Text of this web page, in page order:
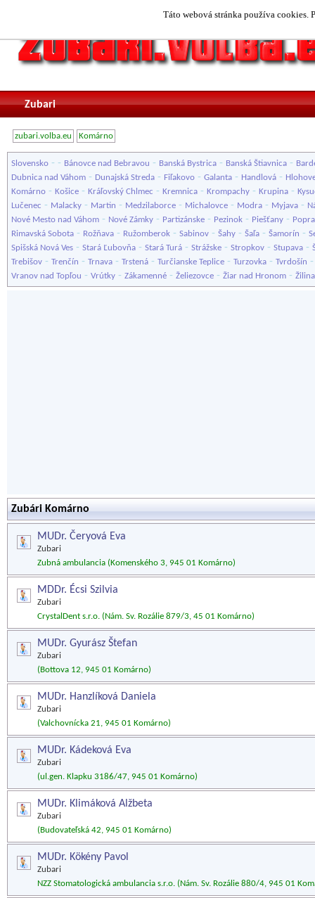
Táto webová stránka používa cookies.
Zubari
zubari.volba.eu Komárno
Slovensko - - Bánovce nad Bebravou - Banská Bystrica - Banská Štiavnica -
Dubnica nad Váhom - Dunajská Streda - Fiľakovo - Galanta - Handlová -
Komárno - Košice - Kráľovský Chlmec - Kremnica - Krompachy - Krupina -
Lučenec - Malacky - Martin - Medzilaborce - Michalovce - Modra - Myjava -
Nové Mesto nad Váhom - Nové Zámky - Partizánske - Pezinok - Piešťany -
Rimavská Sobota - Rožňava - Ružomberok - Sabinov - Šahy - Šaľa - Šamorín -
Spišská Nová Ves - Stará Ľubovňa - Stará Turá - Strážske - Stropkov - Stupava -
Trebišov - Trenčín - Trnava - Trstená - Turčianske Teplice - Turzovka - Tvrdošín
Vranov nad Topľou - Vrútky - Zákamenné - Želiezovce - Žiar nad Hronom - Žilina
Zubári Komárno
MUDr. Čeryová Eva
Zubari
Zubná ambulancia (Komenského 3, 945 01 Komárno)
MDDr. Écsi Szilvia
Zubari
CrystalDent s.r.o. (Nám. Sv. Rozálie 879/3, 45 01 Komárno)
MUDr. Gyurász Štefan
Zubari
(Bottova 12, 945 01 Komárno)
MUDr. Hanzlíková Daniela
Zubari
(Valchovnícka 21, 945 01 Komárno)
MUDr. Kádeková Eva
Zubari
(ul.gen. Klapku 3186/47, 945 01 Komárno)
MUDr. Klimáková Alžbeta
Zubari
(Budovateľská 42, 945 01 Komárno)
MUDr. Kökény Pavol
Zubari
NZZ Stomatologická ambulancia s.r.o. (Nám. Sv. Rozálie 880/4, 945 01